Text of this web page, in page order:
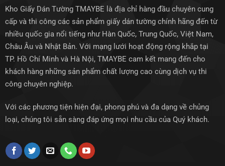
Kho Giấy Dán Tường TMAYBE là địa chỉ hàng đầu chuyên cung
cấp và thi công các sản phẩm giấy dán tường chính hãng đến từ
nhiều quốc gia nổi tiếng như Hàn Quốc, Trung Quốc, Việt Nam,
Châu Âu và Nhật Bản. Với mạng lưới hoạt động rộng khắp tại
TP. Hồ Chí Minh và Hà Nội, TMAYBE cam kết mang đến cho
khách hàng những sản phẩm chất lượng cao cùng dịch vụ thi
công chuyên nghiệp.
Với các phương tiện hiện đại, phong phú và đa dạng về chủng
loại, chúng tôi sẵn sàng đáp ứng mọi nhu cầu của Quý khách.